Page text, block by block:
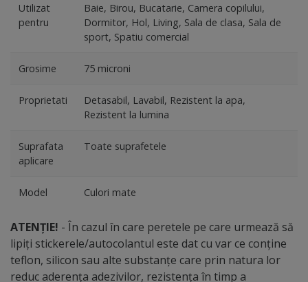
Utilizat
pentru
Baie, Birou, Bucatarie, Camera copilului,
Dormitor, Hol, Living, Sala de clasa, Sala de
sport, Spatiu comercial
Grosime 75 microni
Proprietati
Detasabil, Lavabil, Rezistent la apa,
Rezistent la lumina
Suprafata
aplicare
Toate suprafetele
Model Culori mate
ATENȚIE! - În cazul în care peretele pe care urmează să
lipiți stickerele/autocolantul este dat cu var ce conține
teflon, silicon sau alte substanțe care prin natura lor
reduc aderența adezivilor, rezistența în timp a